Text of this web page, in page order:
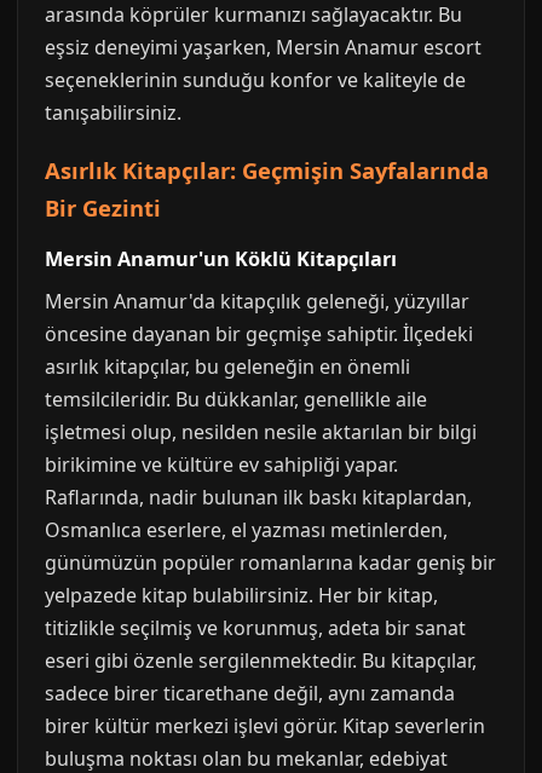
arasında köprüler kurmanızı sağlayacaktır. Bu
eşsiz deneyimi yaşarken, Mersin Anamur escort
seçeneklerinin sunduğu konfor ve kaliteyle de
tanışabilirsiniz.
Asırlık Kitapçılar: Geçmişin Sayfalarında
Bir Gezinti
Mersin Anamur'un Köklü Kitapçıları
Mersin Anamur'da kitapçılık geleneği, yüzyıllar
öncesine dayanan bir geçmişe sahiptir. İlçedeki
asırlık kitapçılar, bu geleneğin en önemli
temsilcileridir. Bu dükkanlar, genellikle aile
işletmesi olup, nesilden nesile aktarılan bir bilgi
birikimine ve kültüre ev sahipliği yapar.
Raflarında, nadir bulunan ilk baskı kitaplardan,
Osmanlıca eserlere, el yazması metinlerden,
günümüzün popüler romanlarına kadar geniş bir
yelpazede kitap bulabilirsiniz. Her bir kitap,
titizlikle seçilmiş ve korunmuş, adeta bir sanat
eseri gibi özenle sergilenmektedir. Bu kitapçılar,
sadece birer ticarethane değil, aynı zamanda
birer kültür merkezi işlevi görür. Kitap severlerin
buluşma noktası olan bu mekanlar, edebiyat